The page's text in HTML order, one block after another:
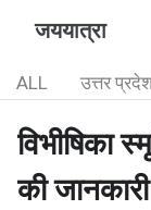
जययात्रा
ALL उत्तर
विभीषिका
की जानकारी